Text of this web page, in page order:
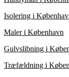
Isolering i
Maler i København
Gulvslibning i
Træfældning i